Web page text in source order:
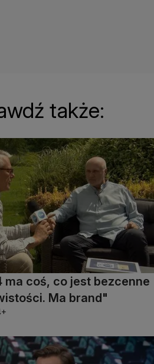
także:
ma coś, co jest bezcenne
Ma brand"